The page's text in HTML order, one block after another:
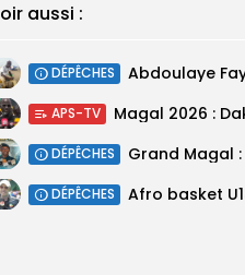
aussi :
DÉPÊCHES
APS-TV
DÉPÊCHES
DÉPÊCHES